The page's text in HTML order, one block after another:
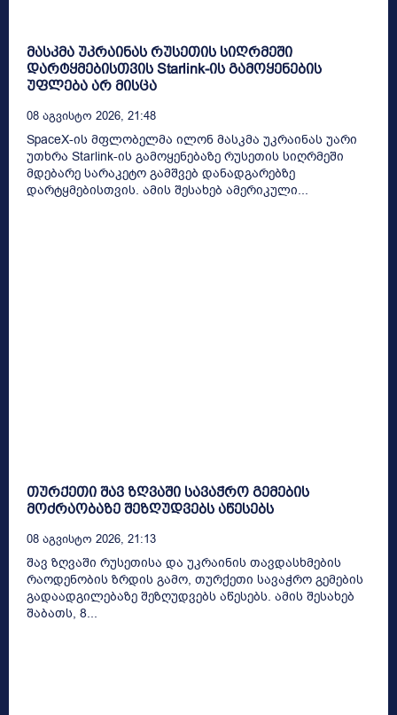
მასკმა უკრაინას რუსეთის სიღრმეში
დარტყმებისთვის Starlink-ის გამოყენების
უფლება არ მისცა
08 Აგვისტო 2026, 21:48
SpaceX-ის მფლობელმა ილონ მასკმა უკრაინას უარი
უთხრა Starlink-ის გამოყენებაზე რუსეთის სიღრმეში
მდებარე სარაკეტო გამშვებ დანადგარებზე
დარტყმებისთვის. ამის შესახებ ამერიკული...
თურქეთი შავ ზღვაში სავაჭრო გემების
მოძრაობაზე შეზღუდვებს აწესებს
08 Აგვისტო 2026, 21:13
შავ ზღვაში რუსეთისა და უკრაინის თავდასხმების
რაოდენობის ზრდის გამო, თურქეთი სავაჭრო გემების
გადაადგილებაზე შეზღუდვებს აწესებს. ამის შესახებ
შაბათს, 8...